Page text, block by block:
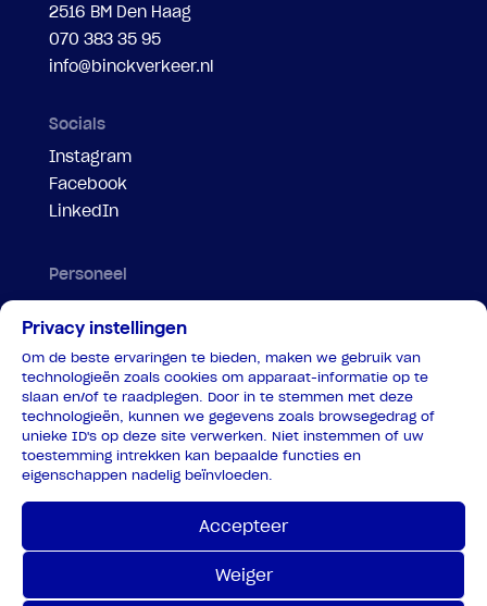
Privacy instellingen
Om de beste ervaringen te bieden, maken we gebruik van
technologieën zoals cookies om apparaat-informatie op te
slaan en/of te raadplegen. Door in te stemmen met deze
technologieën, kunnen we gegevens zoals browsegedrag of
unieke ID's op deze site verwerken. Niet instemmen of uw
toestemming intrekken kan bepaalde functies en
eigenschappen nadelig beïnvloeden.
Accepteer
Weiger
2516 BM Den Haag
070 383 35 95
info@binckverkeer.nl
Socials
Instagram
Facebook
LinkedIn
Personeel
Motorbegeleiding
Parkeersteward
Portier
Veiligheidspersoon tram
Verkeersregelaar
Verkeersregelaar coördinator